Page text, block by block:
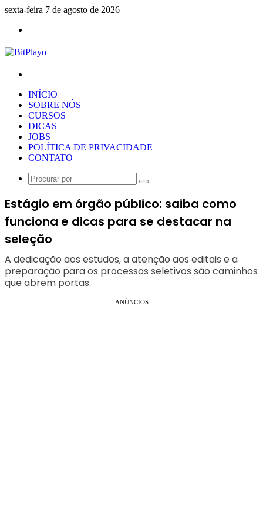
sexta-feira 7 de agosto de 2026
INÍCIO
SOBRE NÓS
CURSOS
DICAS
JOBS
POLÍTICA DE PRIVACIDADE
CONTATO
Procurar
Estágio em órgão público: saiba como
funciona e dicas para se destacar na
seleção
A dedicação aos estudos, a atenção aos editais e a
preparação para os processos seletivos são caminhos
que abrem portas.
ANÚNCIOS